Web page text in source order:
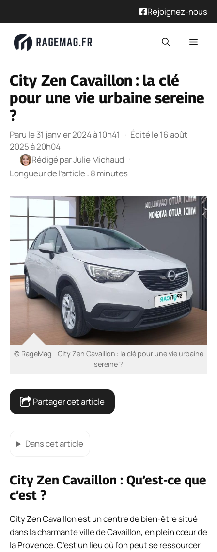
Rejoignez-nous
City Zen Cavaillon : la clé
pour une vie urbaine sereine
?
Paru le 31 janvier 2024 à 10h41 · Édité le 16 août
2025 à 20h04
·
Rédigé parJulie Michaud ·
Longueur de l’article : 8 minutes
© RageMag - City Zen Cavaillon : la clé pour une vie urbaine
sereine ?
Partager cet article
Dans cet article
City Zen Cavaillon : Qu’est-ce que
c’est ?
City Zen Cavaillon est un centre de bien-être situé
dans la charmante ville de Cavaillon, en plein cœur de
la Provence. C’est un lieu où l’on peut se ressourcer